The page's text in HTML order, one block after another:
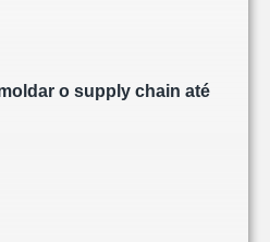
o supply chain até